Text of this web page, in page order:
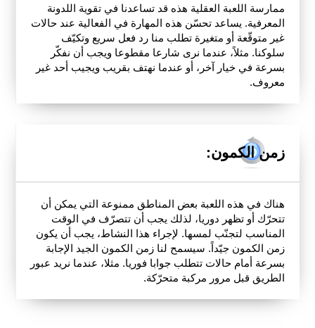
ممارسة اللعبة العقلية هذه قد تساعدنا في تقوية اللدونة
المعرفية. يساعد تحسّن هذه المهارة في الفعالية عند حالات
غير متوقّعة أو متغيرة تطلب منا رد فعل سريع وتكيّف
سلوكنا. مثلاً، عندما نرى شارعا مقطوعا ويجب أن نفكّر
بسرعة في خيار آخر، أو عندما نهتف بقريب ويجيب أحد غير
معروف.
زمن الكمون:
هناك في هذه اللعبة بعض المناطق ممنوعة التي يمكن أن
تتحرّك أو تظهر دوريا، لذلك يجب أن تتصرّف في الوقت
المناسب لتجنّب لمسها. لإجراء هذا النشاط، يجب أن يكون
زمن الكمون جيّداً. سيسمح لنا زمن الكمون الجيد الإجابة
بسرعة أمام حالات تتطلب جوابا فوريا. مثلا، عندما نريد عبور
الطريق قبل مرور مركبة متحرّكة.